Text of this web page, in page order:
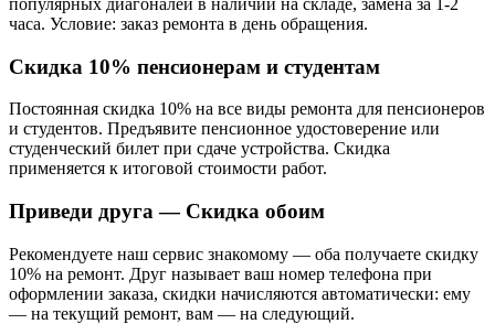
популярных диагоналей в наличии на складе, замена за 1-2
часа. Условие: заказ ремонта в день обращения.
Скидка 10% пенсионерам и студентам
Постоянная скидка 10% на все виды ремонта для пенсионеров
и студентов. Предъявите пенсионное удостоверение или
студенческий билет при сдаче устройства. Скидка
применяется к итоговой стоимости работ.
Приведи друга — Скидка обоим
Рекомендуете наш сервис знакомому — оба получаете скидку
10% на ремонт. Друг называет ваш номер телефона при
оформлении заказа, скидки начисляются автоматически: ему
— на текущий ремонт, вам — на следующий.